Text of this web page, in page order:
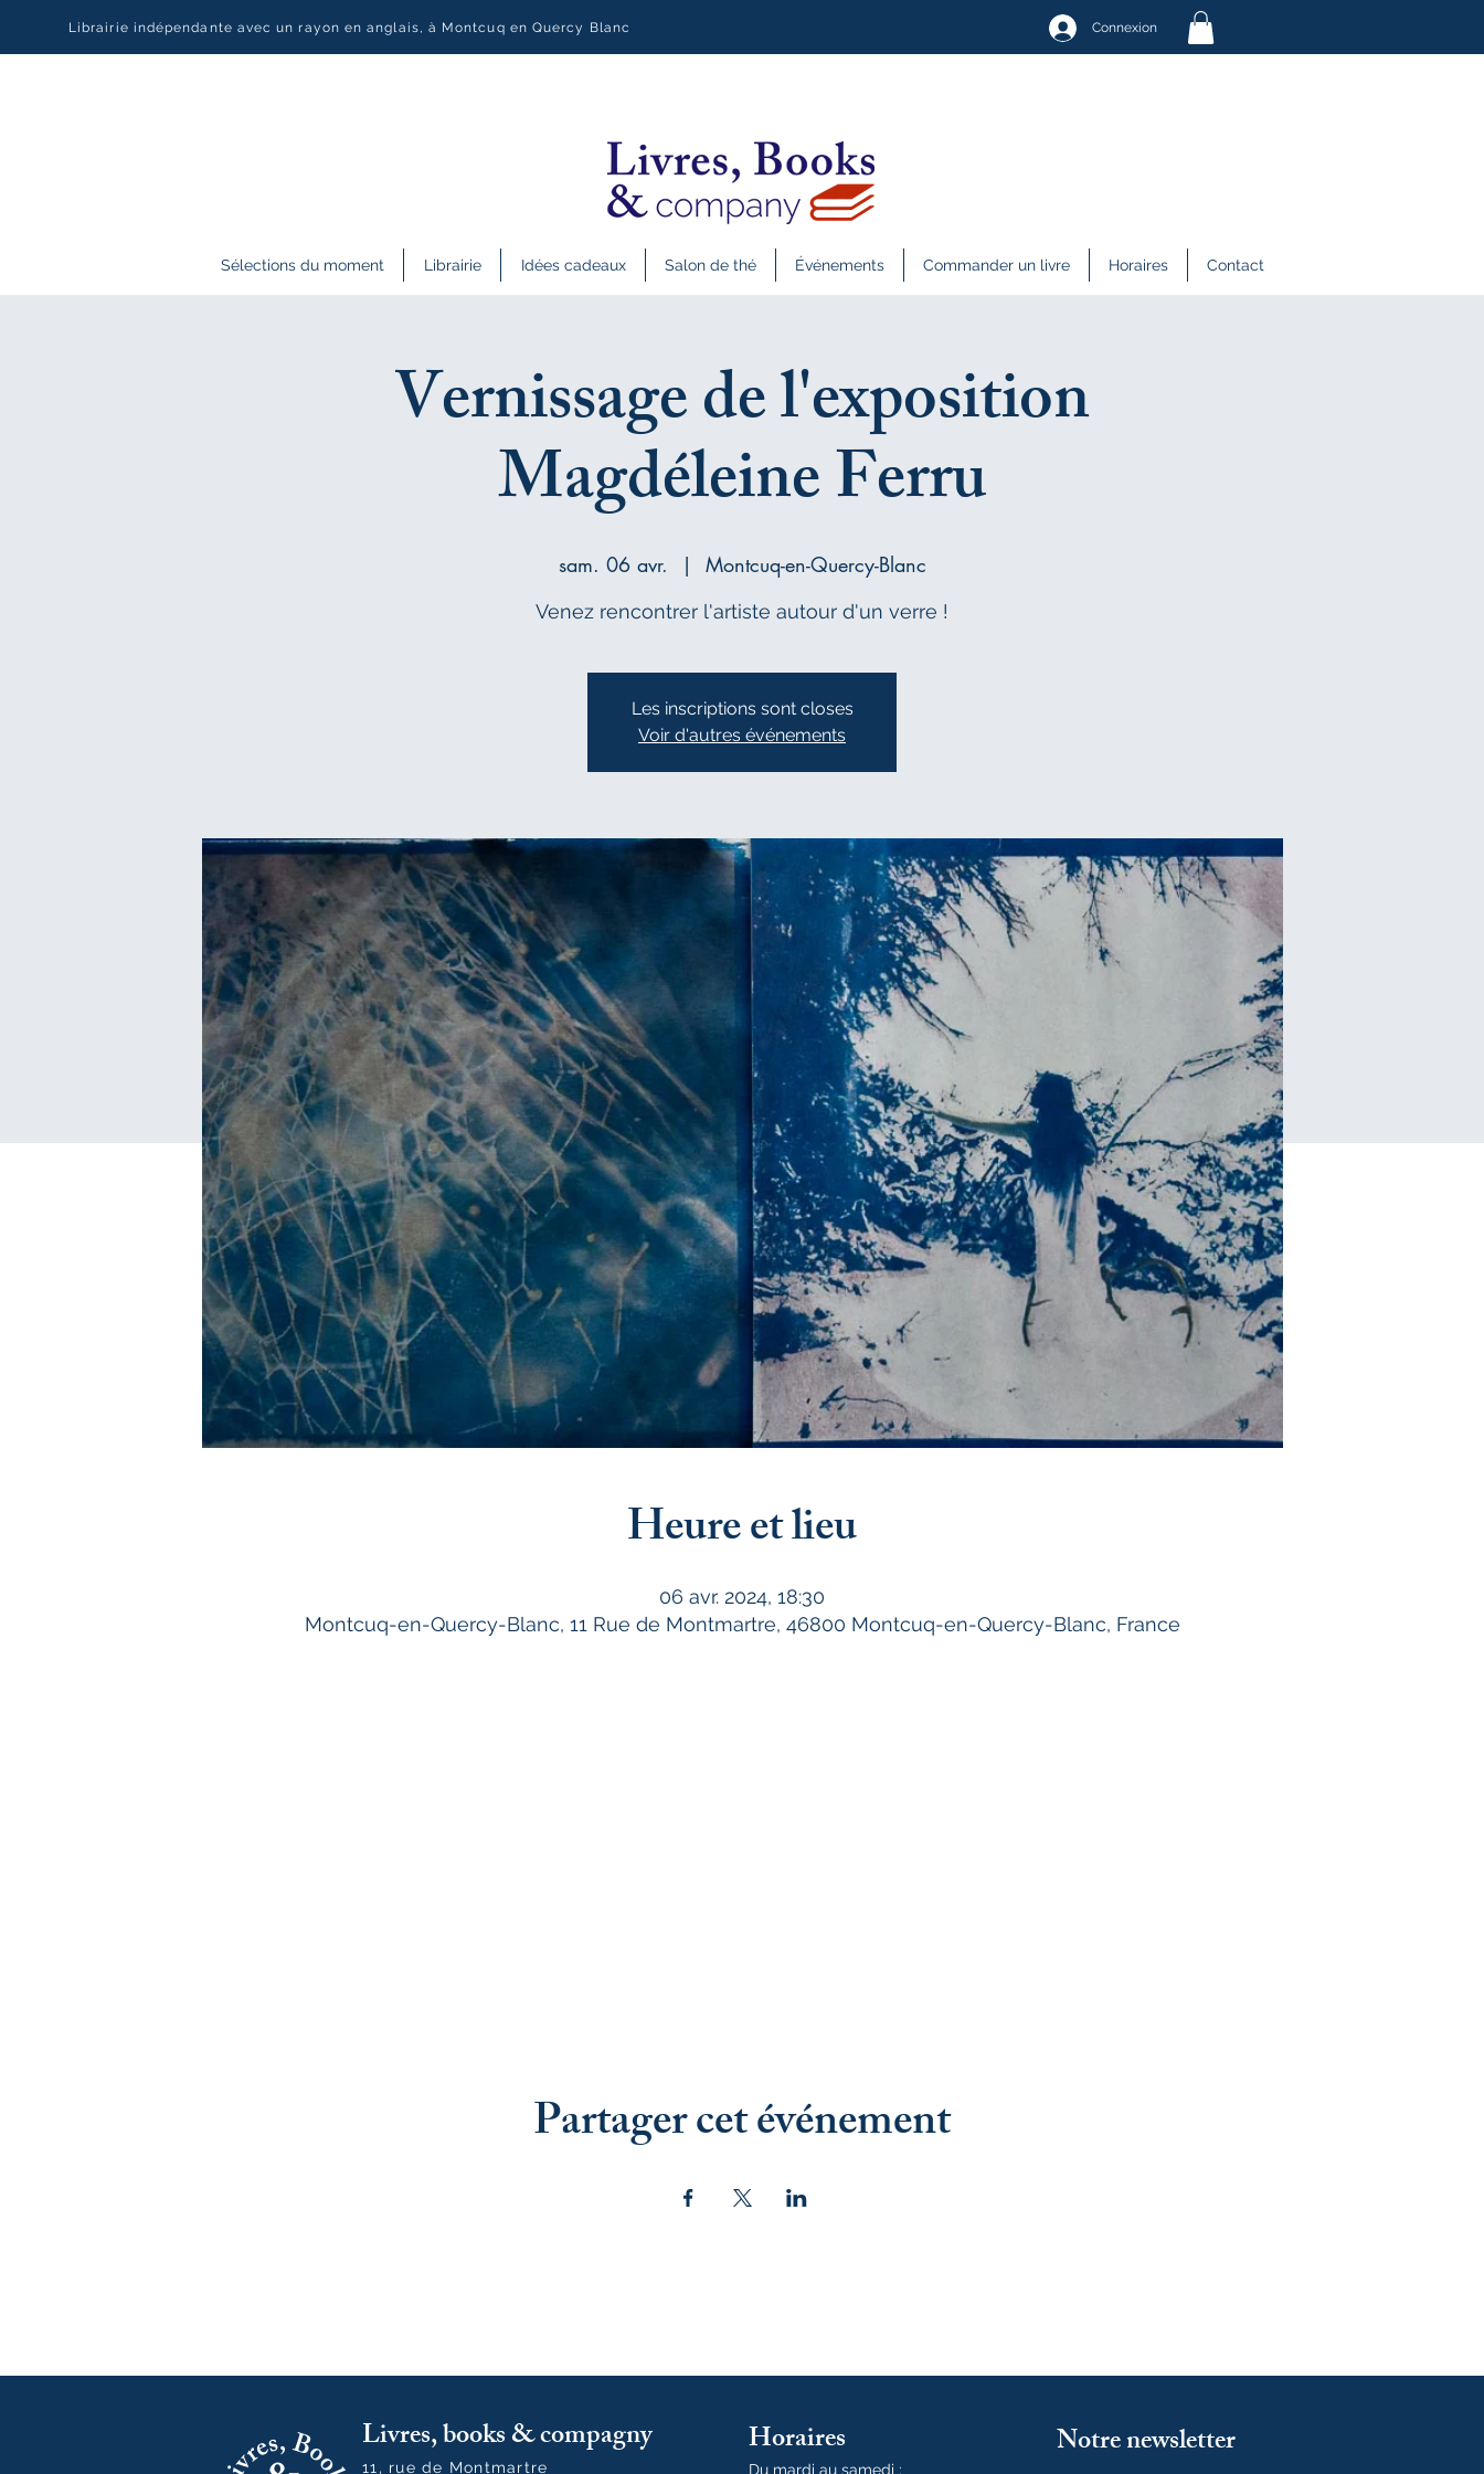
Librairie indépendante avec un rayon en anglais, à Montcuq en Quercy Blanc Connexion
Sélections du moment Librairie Idées cadeaux Salon de thé Événements Commander un livre Horaires Contact
Vernissage de l'exposition
Magdéleine Ferru
sam. 06 avr.
  |
Montcuq-en-Quercy-Blanc
Venez rencontrer l'artiste autour d'un verre !
Les inscriptions sont closes
Voir d'autres événements
Heure et lieu
06 avr. 2024, 18:30
Montcuq-en-Quercy-Blanc, 11 Rue de Montmartre, 46800 Montcuq-en-Quercy-Blanc, France
Partager cet événement
Livres, books & compagny
11, rue de Montmartre
Horaires
Du mardi au samedi :
Notre newsletter